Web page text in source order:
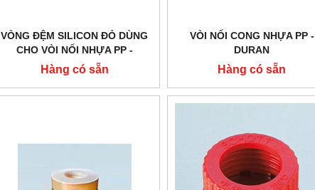
VÒNG ĐỆM SILICON ĐỎ DÙNG
CHO VÒI NỐI NHỰA PP -
DURAN
Hàng có sẵn
VÒI NỐI CONG NHỰA PP -
DURAN
Hàng có sẵn